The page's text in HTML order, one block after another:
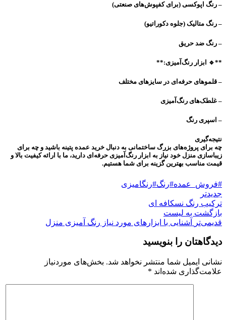
– رنگ اپوکسی (برای کفپوش‌های صنعتی)
– رنگ متالیک (جلوه دکوراتیو)
– رنگ ضد حریق
**🔹 ابزار رنگ‌آمیزی:**
– قلموهای حرفه‌ای در سایزهای مختلف
– غلطک‌های رنگ‌آمیزی
– اسپری رنگ
نتیجه‌گیری
چه برای پروژه‌های بزرگ ساختمانی به دنبال خرید عمده پتینه باشید و چه برای
زیباسازی منزل خود نیاز به ابزار رنگ‌آمیزی حرفه‌ای دارید، ما با ارائه کیفیت بالا و
قیمت مناسب بهترین گزینه برای شما هستیم.
#فروش_عمده#رنگ#رنگامیزی
جدیدتر
ترکیب رنگ نسکافه ای
بازگشت به لیست
قدیمی‌تر
آشنایی با ابزارهای مورد نیاز رنگ آمیزی منزل
دیدگاهتان را بنویسید
نشانی ایمیل شما منتشر نخواهد شد. بخش‌های موردنیاز
علامت‌گذاری شده‌اند *